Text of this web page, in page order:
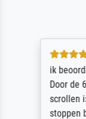
ik
Door de
scrollen
stoppen